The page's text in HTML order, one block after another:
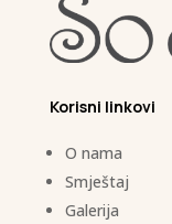
Korisni linkovi
O nama
Smještaj
Galerija